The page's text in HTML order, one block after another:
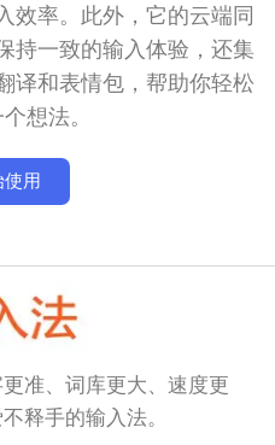
效率。此外，它的云端同
持一致的输入体验，还集
译和表情包，帮助你轻松
想法。
用
准、词库更大、速度更
释手的输入法。